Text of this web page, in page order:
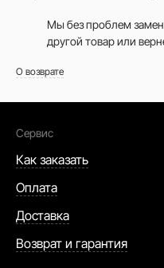
Мы без проблем
другой товар или
О возврате
Сервис
Как заказать
Оплата
Доставка
Возврат и гарантия